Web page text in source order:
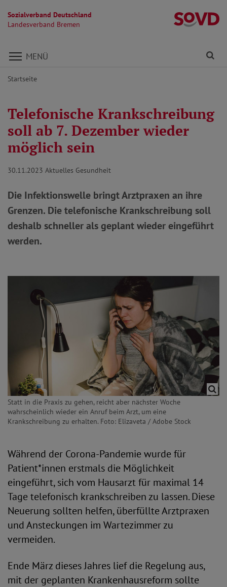
Sozialverband Deutschland
Landesverband Bremen
Direkt zu den Inhalten springen
MENÜ
Startseite
Telefonische Krankschreibung
soll ab 7. Dezember wieder
möglich sein
30.11.2023 Aktuelles Gesundheit
Die Infektionswelle bringt Arztpraxen an ihre
Grenzen. Die telefonische Krankschreibung soll
deshalb schneller als geplant wieder eingeführt
werden.
Statt in die Praxis zu gehen, reicht aber nächster Woche
wahrscheinlich wieder ein Anruf beim Arzt, um eine
Krankschreibung zu erhalten. Foto: Elizaveta / Adobe Stock
Während der Corona-Pandemie wurde für
Patient*innen erstmals die Möglichkeit
eingeführt, sich vom Hausarzt für maximal 14
Tage telefonisch krankschreiben zu lassen. Diese
Neuerung sollten helfen, überfüllte Arztpraxen
und Ansteckungen im Wartezimmer zu
vermeiden.
Ende März dieses Jahres lief die Regelung aus,
mit der geplanten Krankenhausreform sollte